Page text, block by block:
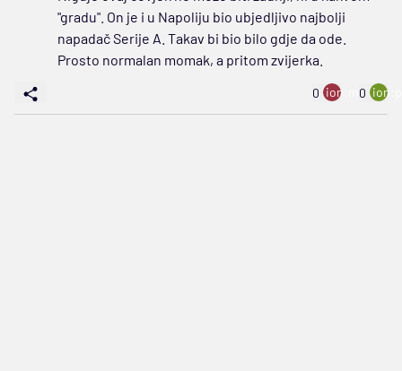
"gradu". On je i u Napoliju bio ubjedljivo najbolji
napadač Serije A. Takav bi bio bilo gdje da ode.
Prosto normalan momak, a pritom zvijerka.
0 ion:minus
0